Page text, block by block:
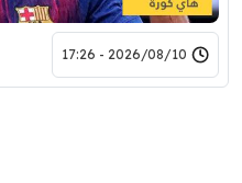
2026/08/10 - 17:26